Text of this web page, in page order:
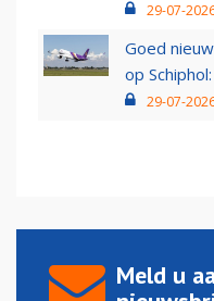
29-07-
Goed
op
29-07-
Meld u